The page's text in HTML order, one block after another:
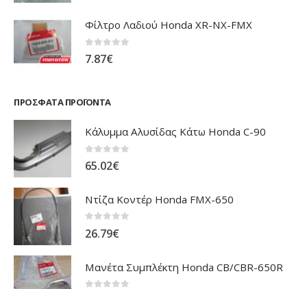
Φίλτρο Λαδιού Honda XR-NX-FMX
7.87€
ΠΡΌΣΦΑΤΑ ΠΡΟΪΌΝΤΑ
Κάλυμμα Αλυσίδας Κάτω Honda C-90
65.02€
Ντίζα Κοντέρ Honda FMX-650
26.79€
Μανέτα Συμπλέκτη Honda CB/CBR-650R